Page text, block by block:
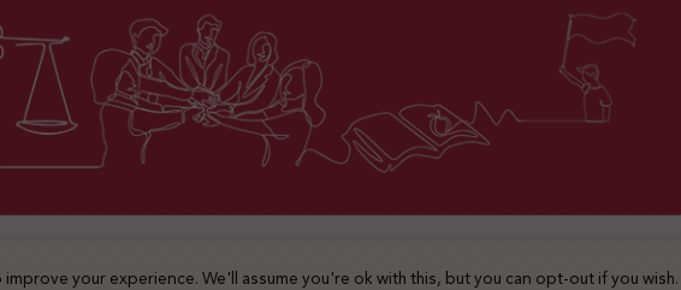
2025 © جميع الحقوق محفوظة
your experience. We'll assume you're ok with this, but you can opt-out if you wish.